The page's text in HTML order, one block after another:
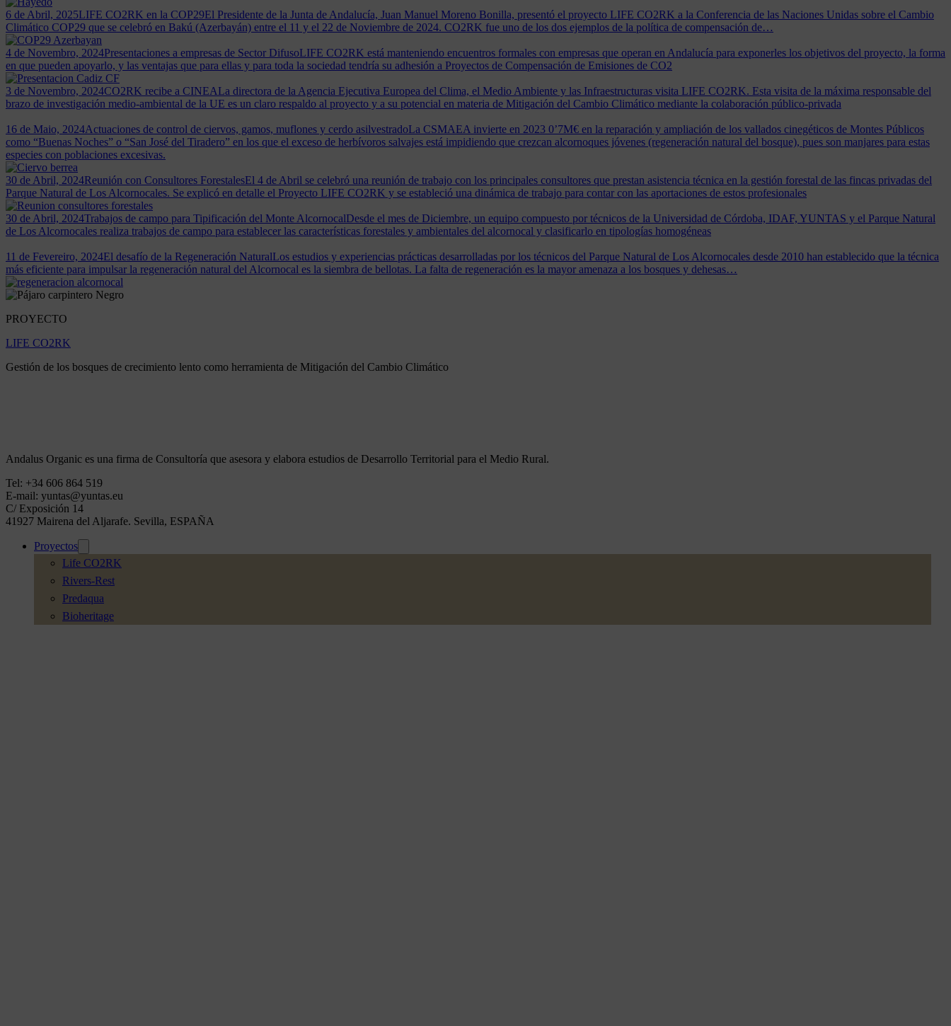
6 de Abril, 2025LIFE CO2RK en la COP29El Presidente de la Junta de Andalucía, Juan Manuel Moreno Bonilla, presentó el proyecto LIFE CO2RK a la Conferencia de las Naciones Unidas sobre el Cambio
Climático COP29 que se celebró en Bakú (Azerbayán) entre el 11 y el 22 de Noviembre de 2024. CO2RK fue uno de los dos ejemplos de la política de compensación de…
4 de Novembro, 2024Presentaciones a empresas de Sector DifusoLIFE CO2RK está manteniendo encuentros formales con empresas que operan en Andalucía para exponerles los objetivos del proyecto, la forma
en que pueden apoyarlo, y las ventajas que para ellas y para toda la sociedad tendría su adhesión a Proyectos de Compensación de Emisiones de CO2
3 de Novembro, 2024CO2RK recibe a CINEALa directora de la Agencia Ejecutiva Europea del Clima, el Medio Ambiente y las Infraestructuras visita LIFE CO2RK. Esta visita de la máxima responsable del
brazo de investigación medio-ambiental de la UE es un claro respaldo al proyecto y a su potencial en materia de Mitigación del Cambio Climático mediante la colaboración público-privada
16 de Maio, 2024Actuaciones de control de ciervos, gamos, muflones y cerdo asilvestradoLa CSMAEA invierte en 2023 0’7M€ en la reparación y ampliación de los vallados cinegéticos de Montes Públicos
como “Buenas Noches” o “San José del Tiradero” en los que el exceso de herbívoros salvajes está impidiendo que crezcan alcornoques jóvenes (regeneración natural del bosque), pues son manjares para estas
especies con poblaciones excesivas.
30 de Abril, 2024Reunión con Consultores ForestalesEl 4 de Abril se celebró una reunión de trabajo con los principales consultores que prestan asistencia técnica en la gestión forestal de las fincas privadas del
Parque Natural de Los Alcornocales. Se explicó en detalle el Proyecto LIFE CO2RK y se estableció una dinámica de trabajo para contar con las aportaciones de estos profesionales
30 de Abril, 2024Trabajos de campo para Tipificación del Monte AlcornocalDesde el mes de Diciembre, un equipo compuesto por técnicos de la Universidad de Córdoba, IDAF, YUNTAS y el Parque Natural
de Los Alcornocales realiza trabajos de campo para establecer las características forestales y ambientales del alcornocal y clasificarlo en tipologías homogéneas
11 de Fevereiro, 2024El desafío de la Regeneración NaturalLos estudios y experiencias prácticas desarrolladas por los técnicos del Parque Natural de Los Alcornocales desde 2010 han establecido que la técnica
más eficiente para impulsar la regeneración natural del Alcornocal es la siembra de bellotas. La falta de regeneración es la mayor amenaza a los bosques y dehesas…
PROYECTO
LIFE CO2RK
Gestión de los bosques de crecimiento lento como herramienta de Mitigación del Cambio Climático
Andalus Organic es una firma de Consultoría que asesora y elabora estudios de Desarrollo Territorial para el Medio Rural.
Tel: +34 606 864 519
E-mail: yuntas@yuntas.eu
C/ Exposición 14
41927 Mairena del Aljarafe. Sevilla, ESPAÑA
Proyectos
Life CO2RK
Rivers-Rest
Predaqua
Bioheritage